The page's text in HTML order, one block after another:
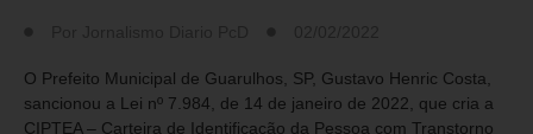
O Prefeito Municipal de Guarulhos, SP, Gustavo Henric Costa,
sancionou a Lei nº 7.984, de 14 de janeiro de 2022, que cria a
CIPTEA – Carteira de Identificação da Pessoa com Transtorno